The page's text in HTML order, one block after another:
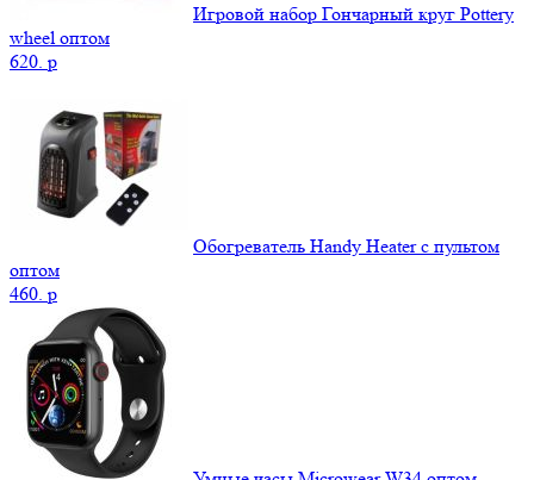
Игровой набор Гончарный круг Pottery
wheel оптом
620. p
Обогреватель Handy Heater с пультом
оптом
460. p